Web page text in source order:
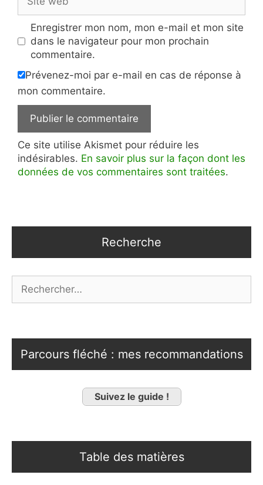
web
Enregistrer mon nom, mon e-mail et mon site
dans le navigateur pour mon prochain
commentaire.
Prévenez-moi par e-mail en cas de réponse à
mon commentaire.
Ce site utilise Akismet pour réduire les
indésirables. En savoir plus sur la façon dont les
données de vos commentaires sont traitées.
Recherche
Parcours fléché : mes recommandations
Suivez le guide !
Table des matières